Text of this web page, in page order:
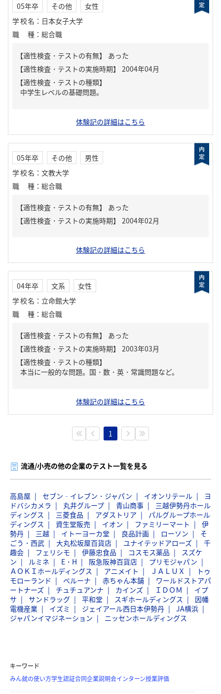
05年卒 その他
女性
学校名 ： 日本女子大学
職種 ： 総合職
【適性検査・テストの有無】 あった
【適性検査・テストの種類】
中学生レベルの基礎問題。
体験記の詳細はこちら
05年卒 その他
男性
学校名 ： 文教大学
職種 ： 総合職
【適性検査・テストの有無】 あった
体験記の詳細はこちら
04年卒 文系
女性
学校名 ： 立命館大学
職種 ： 総合職
【適性検査・テストの有無】 あった
【適性検査・テストの種類】
本当に一般的な問題。国・数・英・常識問題など。
体験記の詳細はこちら
1
流通/小売の他の企業のテスト一覧を見る
高島屋 セブン‐イレブン・ジャパン イオンリテール
ヨ
ドバシカメラ
丸井グループ 青山商事
三越伊勢丹ホール
ディングス
三菱食品 アダストリア
パルグループホール
ディングス
資生堂販売 イオン ファミリーマート
伊
勢丹
三越 イトーヨーカ堂 良品計画 ローソン
そ
ごう・西武
大丸松坂屋百貨店 ユナイテッドアローズ
千
趣会
フェリシモ 伊藤忠食品 コスモス薬品
スズケ
ン
ルミネ E・H 阪急阪神百貨店
プリモジャパン
ＡＯＫＩホールディングス
アニメイト ＪＡＬＵＸ
トゥ
モローランド
ベルーナ 赤ちゃん本舗
ワールドストアパ
ートナーズ
チュチュアンナ カインズ ＩＤＯＭ
イプ
サ
サンドラッグ 平和堂 スギホールディングス
因幡
電機産業
イズミ ジェイアール西日本伊勢丹
JA横浜
ジャパンイマジネーション
ニッセンホールディングス
キーワード
みん就の使い方学生認証合同企業説明会インターン授業評価